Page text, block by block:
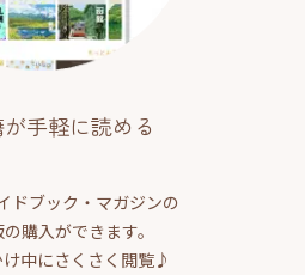
手軽に読める
ドブック・マガジンの
購入ができます。
中にさくさく閲覧♪